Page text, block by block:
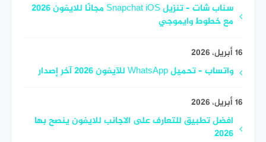
سناب شات – تنزيل Snapchat iOS مجانًا للايفون 2026
مع خطوط وايموجي
16 أبريل، 2026
واتساب – تحميل WhatsApp للآيفون 2026 آخر إصدار
16 أبريل، 2026
افضل تطبيق للتعارف على الاجانب للايفون ينصح بها
2026